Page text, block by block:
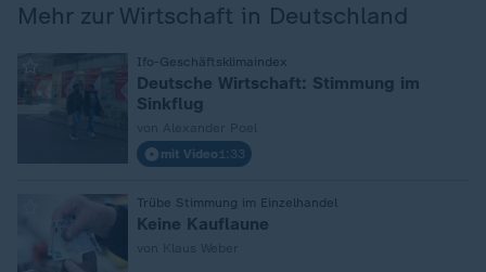
Mehr zur Wirtschaft in Deutschland
Ifo-Geschäftsklimaindex
Deutsche Wirtschaft: Stimmung im
Sinkflug
mit Video 1:33
Trübe Stimmung im Einzelhandel
Keine Kauflaune